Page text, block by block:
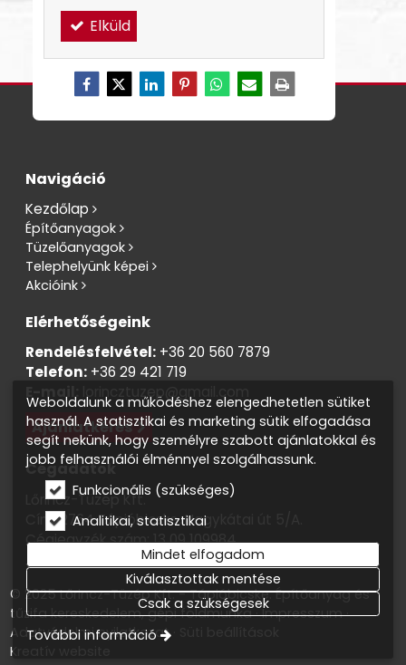
Elküld
Navigáció
Kezdőlap
Építőanyagok
Tüzelőanyagok
Telephelyünk képei
Akcióink
Elérhetőségeink
Rendelésfelvétel: +36 20 560 7879
Telefon: +36 29 421 719
E-mail: lorincztuzep@gmail.com
Ajánlatkérés
Cégadatok
Lőrincz-Tüzép Kft.
Cím: 2764 Tápióbicske, Nagykátai út 5/A.
Cégjegyzék szám: 13 09 109984
Adószám: 13819138-2-13
© 2025 Lőrincz-Tüzép Kft. - Tápióbicske. Építőanyag és
tűzifa kereskedelem, gépi földmunka Impresszum
Adatvédelmi nyilatkozat
Kreatív website
Weboldalunk a működéshez elengedhetetlen sütiket
használ. A statisztikai és marketing sütik elfogadása
segít nekünk, hogy személyre szabott ajánlatokkal és
jobb felhasználói élménnyel szolgálhassunk.
Funkcionális (szükséges)
Analitikai, statisztikai
Mindet elfogadom
Kiválasztottak mentése
Csak a szükségesek
További információ